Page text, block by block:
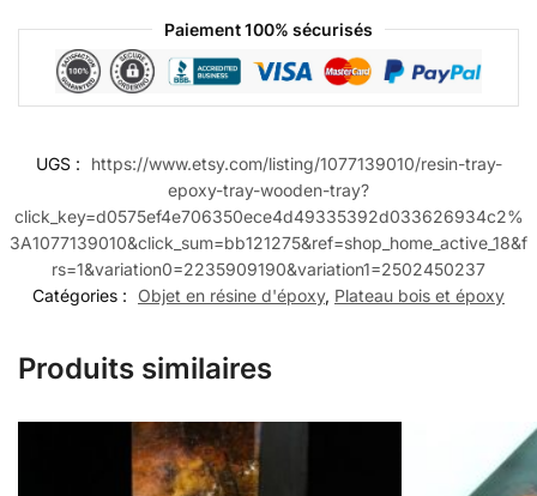
Paiement 100% sécurisés
UGS :
https://www.etsy.com/listing/1077139010/resin-tray-
epoxy-tray-wooden-tray?
click_key=d0575ef4e706350ece4d49335392d033626934c2%
3A1077139010&click_sum=bb121275&ref=shop_home_active_18&f
rs=1&variation0=2235909190&variation1=2502450237
Catégories :
Objet en résine d'époxy, Plateau bois et époxy
Produits similaires